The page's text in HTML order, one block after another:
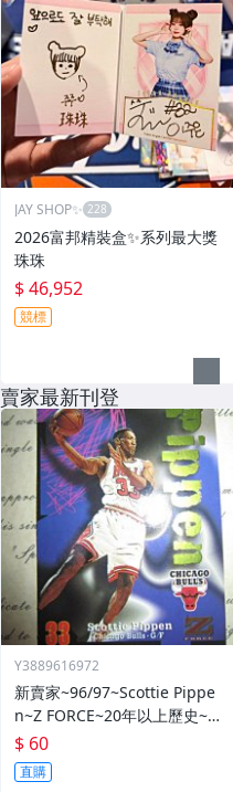
JAY SHOP✨
2026富邦精裝盒✨系列最大獎
珠珠
$ 46,952
競標
賣家最新刊登
Y3889616972
新賣家~96/97~Scottie Pippe
n~Z FORCE~20年以上歷史~無
限量~
$ 60
直購